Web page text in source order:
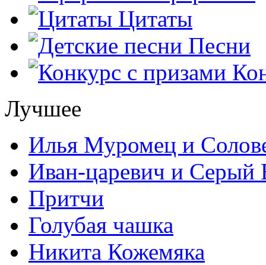
Цитаты
Песни
Лучшее
Илья Муромец и
Иван-царевич и Серый
Притчи
Голубая чашка
Никита Кожемяка